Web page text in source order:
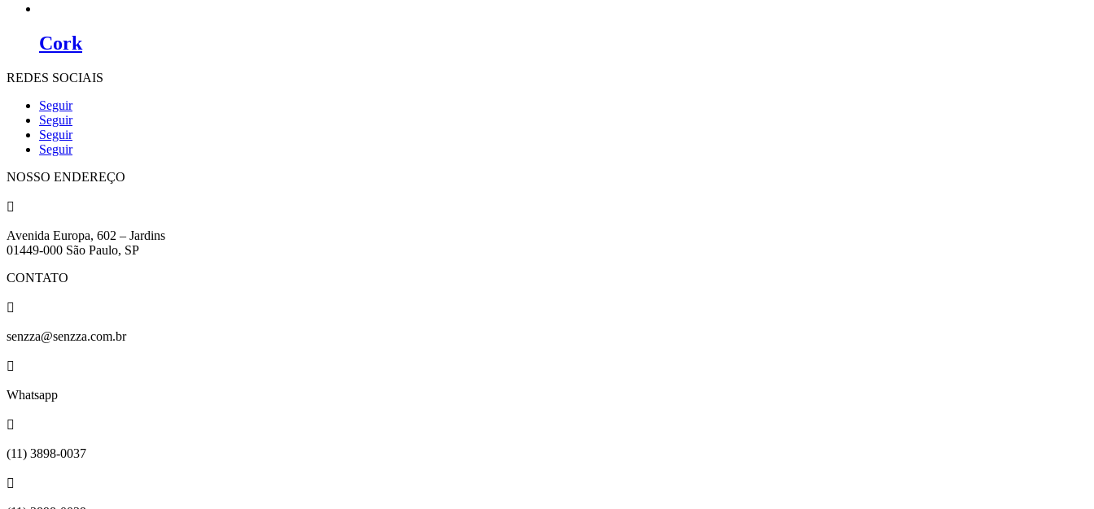
Cork
REDES SOCIAIS
Seguir
Seguir
Seguir
Seguir
NOSSO ENDEREÇO

Avenida Europa, 602 – Jardins
01449-000 São Paulo, SP
CONTATO

senzza@senzza.com.br

Whatsapp

(11) 3898-0037
